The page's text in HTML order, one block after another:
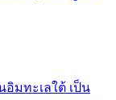
มทะเลใต้ เป็น